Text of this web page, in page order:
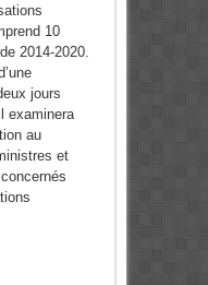
10
2014-2020.
jours
examinera
au
et